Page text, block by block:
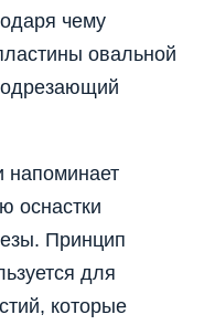
чему
овальной
напоминает
оснастки
Принцип
для
которые